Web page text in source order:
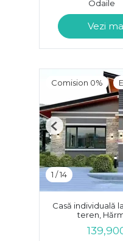
Odaile
Vezi
Comision 0%
1 /14
Previous
Casă individuală
teren,